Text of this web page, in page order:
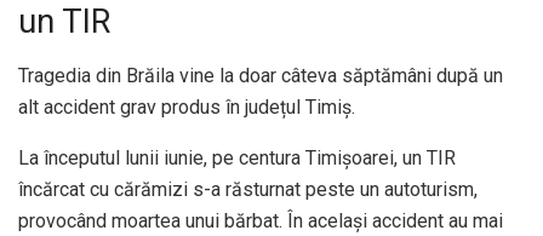
un TIR
Tragedia din Brăila vine la doar câteva săptămâni după un
alt accident grav produs în județul Timiș.
La începutul lunii iunie, pe centura Timișoarei, un TIR
încărcat cu cărămizi s-a răsturnat peste un autoturism,
provocând moartea unui bărbat. În același accident au mai